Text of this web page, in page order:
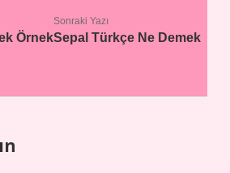
Örnek
Sonraki Yazı
Sepal Türkçe Ne Demek